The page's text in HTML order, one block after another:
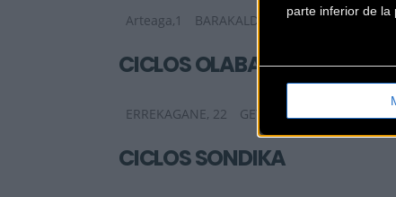
parte inferior de la
Arteaga,1 BARAKALDO (Vizcaya)
CICLOS OLABARRIETA
ERREKAGANE, 22 GETXO (Vizcaya)
CICLOS SONDIKA